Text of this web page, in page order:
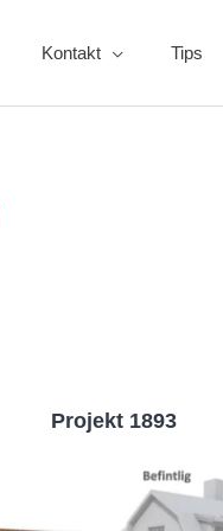
Kontakt Tips
Projekt 1893